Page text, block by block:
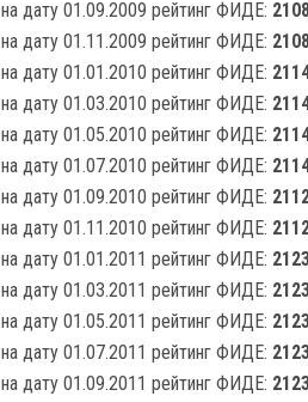
на дату 01.09.2009 рейтинг ФИДЕ:
на дату 01.11.2009 рейтинг ФИДЕ:
на дату 01.01.2010 рейтинг ФИДЕ:
на дату 01.03.2010 рейтинг ФИДЕ:
на дату 01.05.2010 рейтинг ФИДЕ:
на дату 01.07.2010 рейтинг ФИДЕ:
на дату 01.09.2010 рейтинг ФИДЕ:
на дату 01.11.2010 рейтинг ФИДЕ:
на дату 01.01.2011 рейтинг ФИДЕ:
на дату 01.03.2011 рейтинг ФИДЕ:
на дату 01.05.2011 рейтинг ФИДЕ:
на дату 01.07.2011 рейтинг ФИДЕ:
на дату 01.09.2011 рейтинг ФИДЕ: